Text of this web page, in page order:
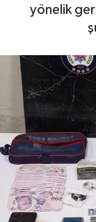
yönelik